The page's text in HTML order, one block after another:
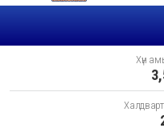
Хүн